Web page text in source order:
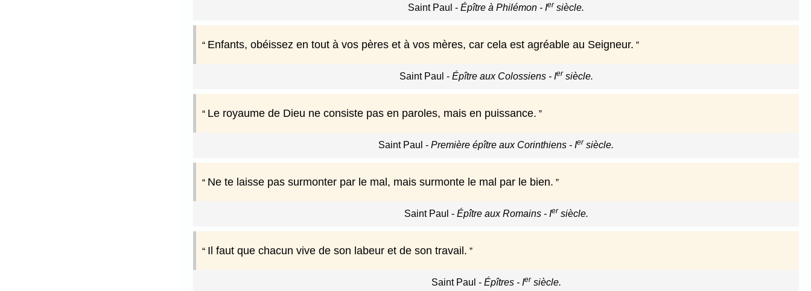
Saint Paul - Épître à Philémon - Ier siècle.
Enfants, obéissez en tout à vos pères et à vos mères, car cela est agréable au Seigneur.
Saint Paul - Épître aux Colossiens - Ier siècle.
Le royaume de Dieu ne consiste pas en paroles, mais en puissance.
Saint Paul - Première épître aux Corinthiens - Ier siècle.
Ne te laisse pas surmonter par le mal, mais surmonte le mal par le bien.
Saint Paul - Épître aux Romains - Ier siècle.
Il faut que chacun vive de son labeur et de son travail.
Saint Paul - Épîtres - Ier siècle.